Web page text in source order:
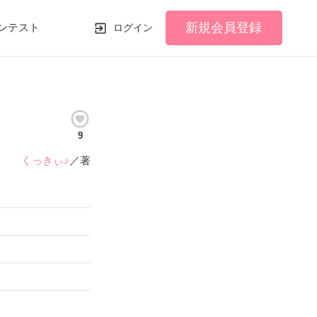
テスト ログイン 新規会員登録
9
くっきぃ♪ ／著